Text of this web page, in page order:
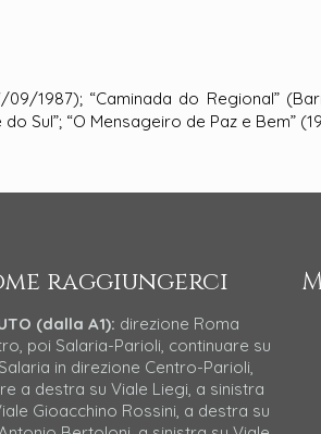
1987); “Caminada do Regional”
“O Mensageiro de Paz e Bem”
raggiungerci
(dalla A1): direzione Roma
poi Salaria-Parioli, continuare su
in direzione Centro-Parioli,
a destra su Viale Liegi, a sinistra
Gioacchino Rossini, a destra su